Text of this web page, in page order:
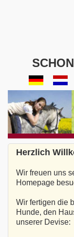
Herzlich
Wir freuen uns
Homepage
Wir fertigen die
Hunde, den
unserer Devise: